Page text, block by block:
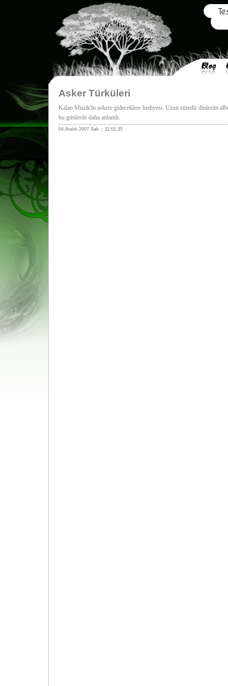
Asker Türküleri
Kalan Müzik'in askere gideceklere hediyesi. Uzun süredir dinlerim
bu günlerde daha anlamlı.
04.Aralık.2007 Salı :: 11:01:35